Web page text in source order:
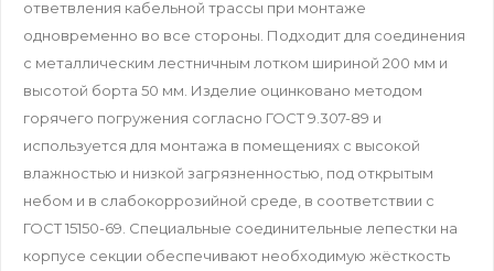
ответвления кабельной трассы при монтаже
одновременно во все стороны. Подходит для соединения
c металлическим лестничным лотком шириной 200 мм и
высотой борта 50 мм. Изделие оцинковано методом
горячего погружения согласно ГОСТ 9.307-89 и
используется для монтажа в помещениях с высокой
влажностью и низкой загрязненностью, под открытым
небом и в слабокоррозийной среде, в соответствии с
ГОСТ 15150-69. Специальные соединительные лепестки на
корпусе секции обеспечивают необходимую жёсткость